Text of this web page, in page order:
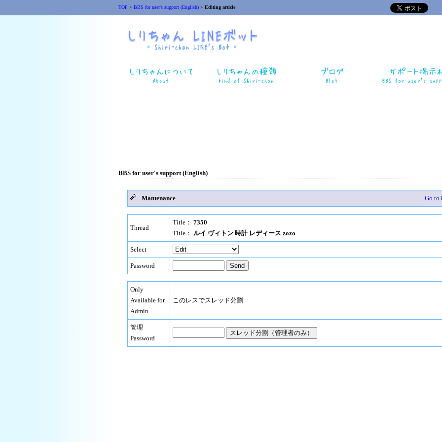
TOP > BBS for user's support (English) > Editing article
BBS for user's support (English)
Mantenance Go to
Thread
Title： 7350
Title： ルイ ヴィトン 時計 レディース zozo
Select
Password
Only
Available for
Admin
このレスでスレッド分割
管理
Password